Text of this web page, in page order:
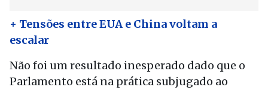
+ Tensões entre EUA e China voltam a
escalar
Não foi um resultado inesperado dado que o
Parlamento está na prática subjugado ao